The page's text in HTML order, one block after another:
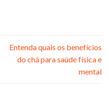
Entenda quais os benefícios
do chá para saúde física e
mental